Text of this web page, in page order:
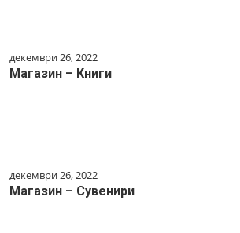
декември 26, 2022
Магазин – Книги
декември 26, 2022
Магазин – Сувенири